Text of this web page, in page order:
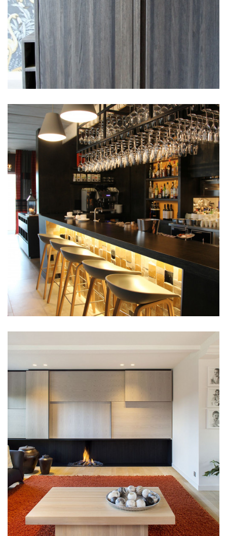
Keukens
Binnendeuren
Trappen
Anzegem
Dressings